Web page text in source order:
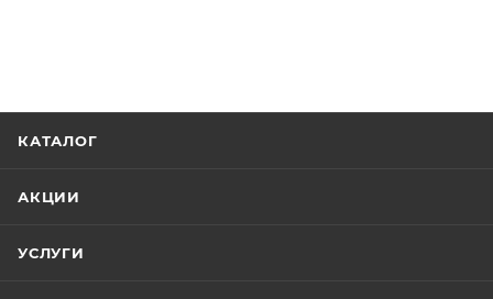
КАТАЛОГ
АКЦИИ
УСЛУГИ